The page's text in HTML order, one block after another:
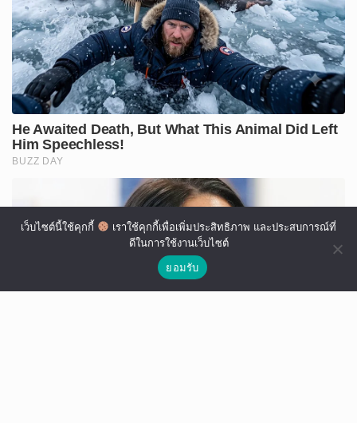
เว็บไซต์นี้ใช้คุกกี้
เราใช้คุกกี้เพื่อเพิ่มประสิทธิภาพ และประสบการณ์ที่
ดีในการใช้งานเว็บไซต์
ยอมรับ